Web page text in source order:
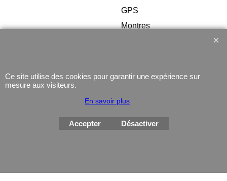
GPS
Montres
avec le logiciel
Ce site utilise des cookies pour garantir une expérience sur
mesure aux visiteurs.
En savoir plus
Accepter Désactiver